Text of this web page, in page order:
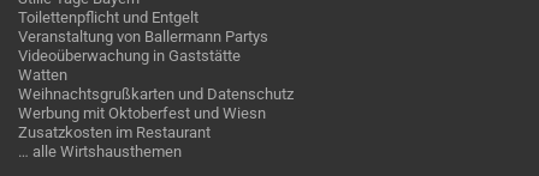
Toilettenpflicht und Entgelt
Veranstaltung von Ballermann Partys
Videoüberwachung in Gaststätte
Watten
Weihnachtsgrußkarten und Datenschutz
Werbung mit Oktoberfest und Wiesn
Zusatzkosten im Restaurant
… alle Wirtshausthemen